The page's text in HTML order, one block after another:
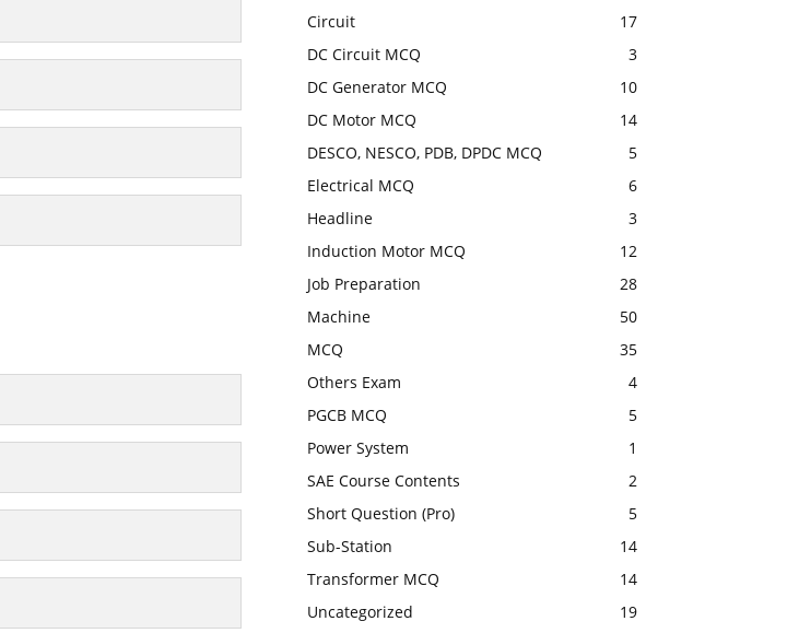
Circuit
17
DC Circuit MCQ
3
DC Generator MCQ
10
DC Motor MCQ
14
DESCO, NESCO, PDB, DPDC MCQ
5
Electrical MCQ
6
Headline
3
Induction Motor MCQ
12
Job Preparation
28
Machine
50
MCQ
35
Others Exam
4
PGCB MCQ
5
Power System
1
SAE Course Contents
2
Short Question (Pro)
5
Sub-Station
14
Transformer MCQ
14
Uncategorized
19